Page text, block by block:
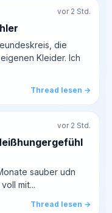
vor 2 Std.
die
Kleider. Ich
Thread lesen →
vor 2 Std.
sauber udn
mit...
Thread lesen →